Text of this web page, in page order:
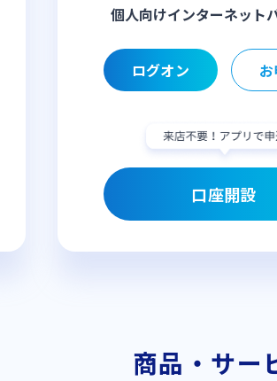
個人向けインターネット
ログオン
口座開設
商品・サー